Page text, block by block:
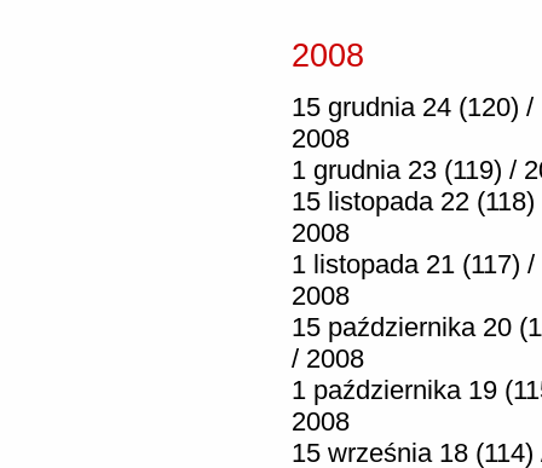
2008
15 grudnia 24 (120) /
2008
1 grudnia 23 (119) /
15 listopada 22 (118)
2008
1 listopada 21 (117) /
2008
15 października 20
/ 2008
1 października 19
2008
15 września 18 (114)